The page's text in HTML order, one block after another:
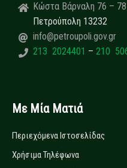
Κώστα Βάρναλη 76 – 78
Πετρούπολη 13232
info@petroupoli.gov.gr
213 2024401 – 210
Με Μία Ματιά
Περιεχόμενα Ιστοσελίδας
Χρήσιμα Τηλέφωνα